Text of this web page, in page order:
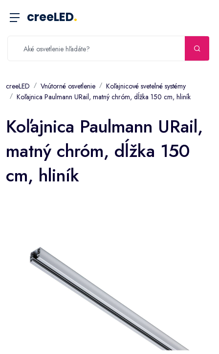
creeLED.
creeLED Vnútorné osvetlenie
Koľajnicové svetelné systémy
Koľajnica Paulmann URail, matný chróm, dĺžka 150 cm, hliník
Koľajnica Paulmann URail,
matný chróm, dĺžka 150
cm, hliník